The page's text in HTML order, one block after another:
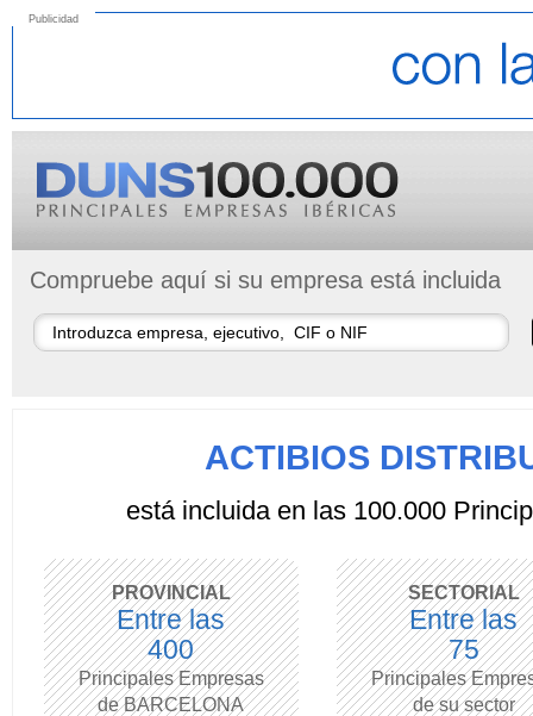
Publicidad
Compruebe aquí si su empresa está incluida
ACTIBIOS
está incluida en las 100.000
PROVINCIAL
Entre las
400
Principales Empresas
de BARCELONA
SECTORIAL
Entre las
75
Principales
de su sector